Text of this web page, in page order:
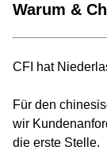
Warum &
CFI hat
Für den
wir
die erste Stelle.